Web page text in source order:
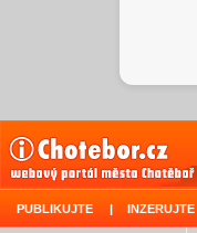
PUBLIKUJTE | INZERUJTE